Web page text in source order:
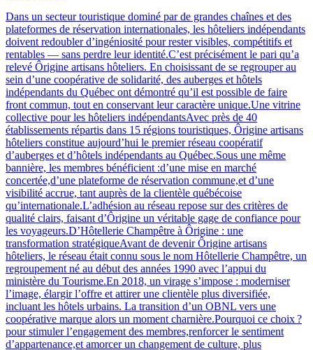
Dans un secteur touristique dominé par de grandes chaînes et des
plateformes de réservation internationales, les hôteliers indépendants
doivent redoubler d’ingéniosité pour rester visibles, compétitifs et
rentables — sans perdre leur identité.C’est précisément le pari qu’a
relevé Ôrigine artisans hôteliers. En choisissant de se regrouper au
sein d’une coopérative de solidarité, des auberges et hôtels
indépendants du Québec ont démontré qu’il est possible de faire
front commun, tout en conservant leur caractère unique.Une vitrine
collective pour les hôteliers indépendantsAvec près de 40
établissements répartis dans 15 régions touristiques, Ôrigine artisans
hôteliers constitue aujourd’hui le premier réseau coopératif
d’auberges et d’hôtels indépendants au Québec.Sous une même
bannière, les membres bénéficient :d’une mise en marché
concertée,d’une plateforme de réservation commune,et d’une
visibilité accrue, tant auprès de la clientèle québécoise
qu’internationale.L’adhésion au réseau repose sur des critères de
qualité clairs, faisant d’Ôrigine un véritable gage de confiance pour
les voyageurs.D’Hôtellerie Champêtre à Ôrigine : une
transformation stratégiqueAvant de devenir Ôrigine artisans
hôteliers, le réseau était connu sous le nom Hôtellerie Champêtre, un
regroupement né au début des années 1990 avec l’appui du
ministère du Tourisme.En 2018, un virage s’impose : moderniser
l’image, élargir l’offre et attirer une clientèle plus diversifiée,
incluant les hôtels urbains. La transition d’un OBNL vers une
coopérative marque alors un moment charnière.Pourquoi ce choix ?
pour stimuler l’engagement des membres,renforcer le sentiment
d’appartenance,et amorcer un changement de culture, plus